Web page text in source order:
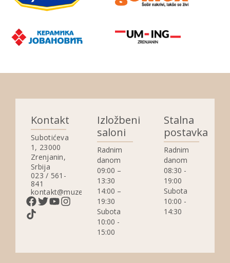
Kontakt
Subotićeva
1, 23000
Zrenjanin,
Srbija
023 / 561-
841
kontakt@muzejzrenjanin.org.rs
Izložbeni
saloni
Radnim
danom
09:00 –
13:30
14:00 –
19:30
Subota
10:00 -
15:00
Stalna
postavka
Radnim
danom
08:30 -
19:00
Subota
10:00 -
14:30